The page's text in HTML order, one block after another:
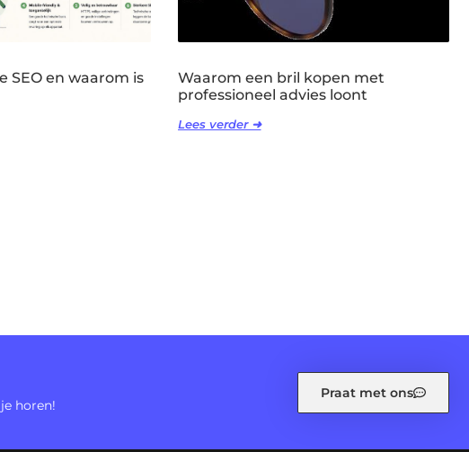
SEO en waarom is
Waarom een bril kopen met
professioneel advies loont
Lees verder ➜
horen!
Praat met ons